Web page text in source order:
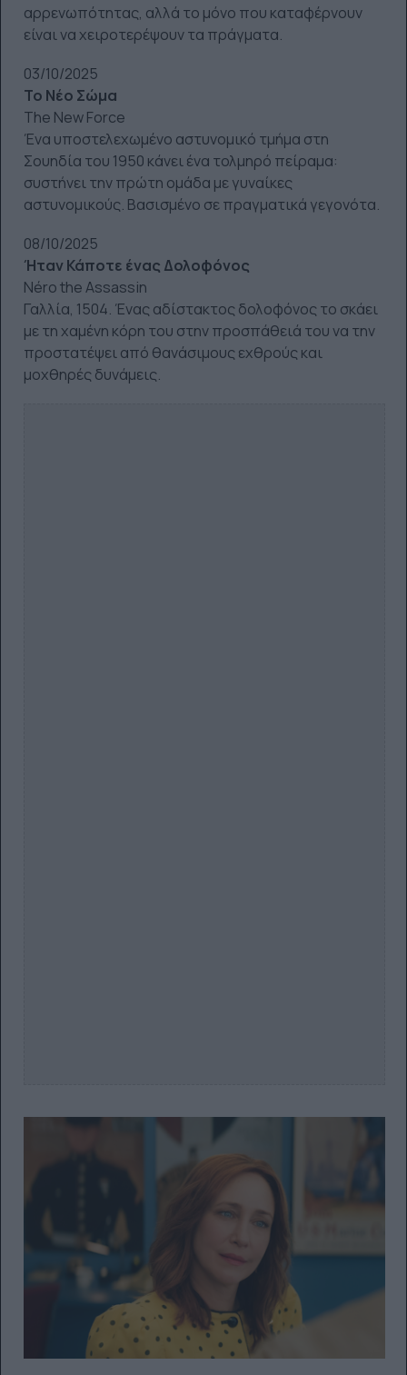
αρρενωπότητας, αλλά το μόνο που καταφέρνουν
είναι να χειροτερέψουν τα πράγματα.
03/10/2025
Το Νέο Σώμα
The New Force
Ένα υποστελεχωμένο αστυνομικό τμήμα στη
Σουηδία του 1950 κάνει ένα τολμηρό πείραμα:
συστήνει την πρώτη ομάδα με γυναίκες
αστυνομικούς. Βασισμένο σε πραγματικά γεγονότα.
08/10/2025
Ήταν Κάποτε ένας Δολοφόνος
Néro the Assassin
Γαλλία, 1504. Ένας αδίστακτος δολοφόνος το σκάει
με τη χαμένη κόρη του στην προσπάθειά του να την
προστατέψει από θανάσιμους εχθρούς και
μοχθηρές δυνάμεις.